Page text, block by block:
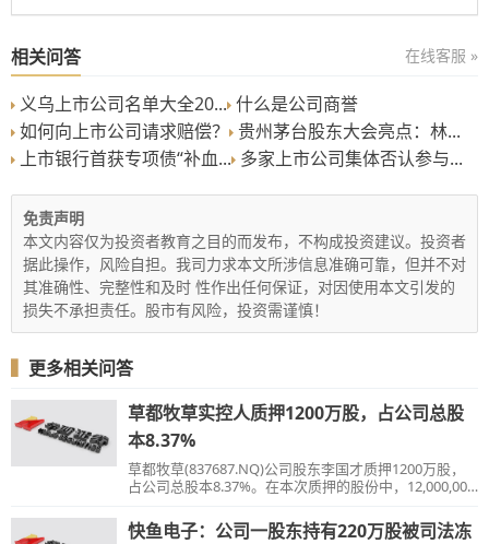
相关问答 在线客服 »
义乌上市公司名单大全20... 什么是公司商誉
如何向上市公司请求赔偿？
贵州茅台股东大会亮点：林...
上市银行首获专项债“补血... 多家上市公司集体否认参与...
免责声明
本文内容仅为投资者教育之目的而发布，不构成投资建议。投资者
据此操作，风险自担。我司力求本文所涉信息准确可靠，但并不对
其准确性、完整性和及时 性作出任何保证，对因使用本文引发的
损失不承担责任。股市有风险，投资需谨慎！
更多相关问答
草都牧草实控人质押1200万股，占公司总股
本8.37%
草都牧草(837687.NQ)公司股东李国才质押1200万股，
占公司总股本8.37%。在本次质押的股份中，12,000,000
快鱼电子：公司一股东持有220万股被司法冻